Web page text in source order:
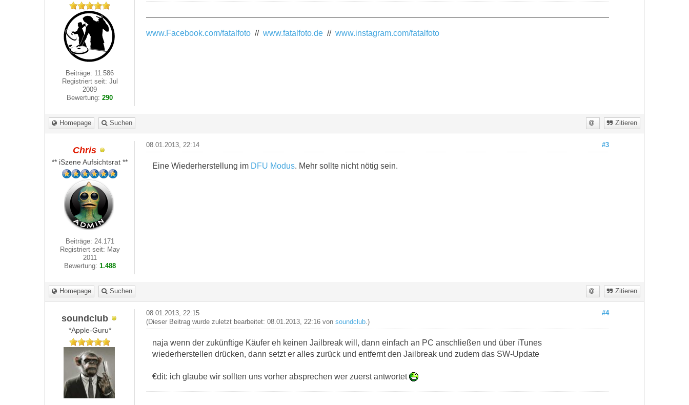
Beiträge: 11.586
Registriert seit: Jul
2009
Bewertung:290
www.Facebook.com/fatalfoto// www.fatalfoto.de// www.instagram.com/fatalfoto
Homepage Suchen Zitieren
Chris
** iSzene Aufsichtsrat **
Beiträge: 24.171
Registriert seit: May
2011
Bewertung: 1.488
#3
08.01.2013, 22:14
Eine Wiederherstellung im DFU Modus. Mehr sollte nicht nötig sein.
Homepage Suchen Zitieren
soundclub
*Apple-Guru*
#4
08.01.2013, 22:15
(Dieser Beitrag wurde zuletzt bearbeitet: 08.01.2013, 22:16 von soundclub.)
naja wenn der zukünftige Käufer eh keinen Jailbreak will, dann einfach an PC anschließen und über iTunes
wiederherstellen drücken, dann setzt er alles zurück und entfernt den Jailbreak und zudem das SW-Update
€dit: ich glaube wir sollten uns vorher absprechen wer zuerst antwortet